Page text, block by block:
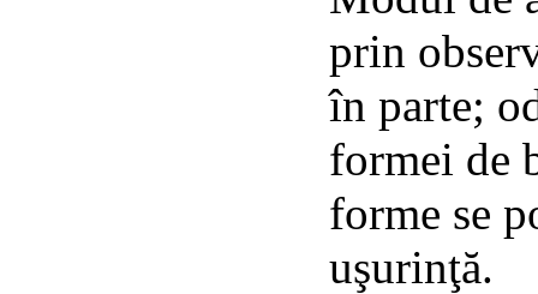
prin
în parte;
formei de
forme se
uşurinţă.